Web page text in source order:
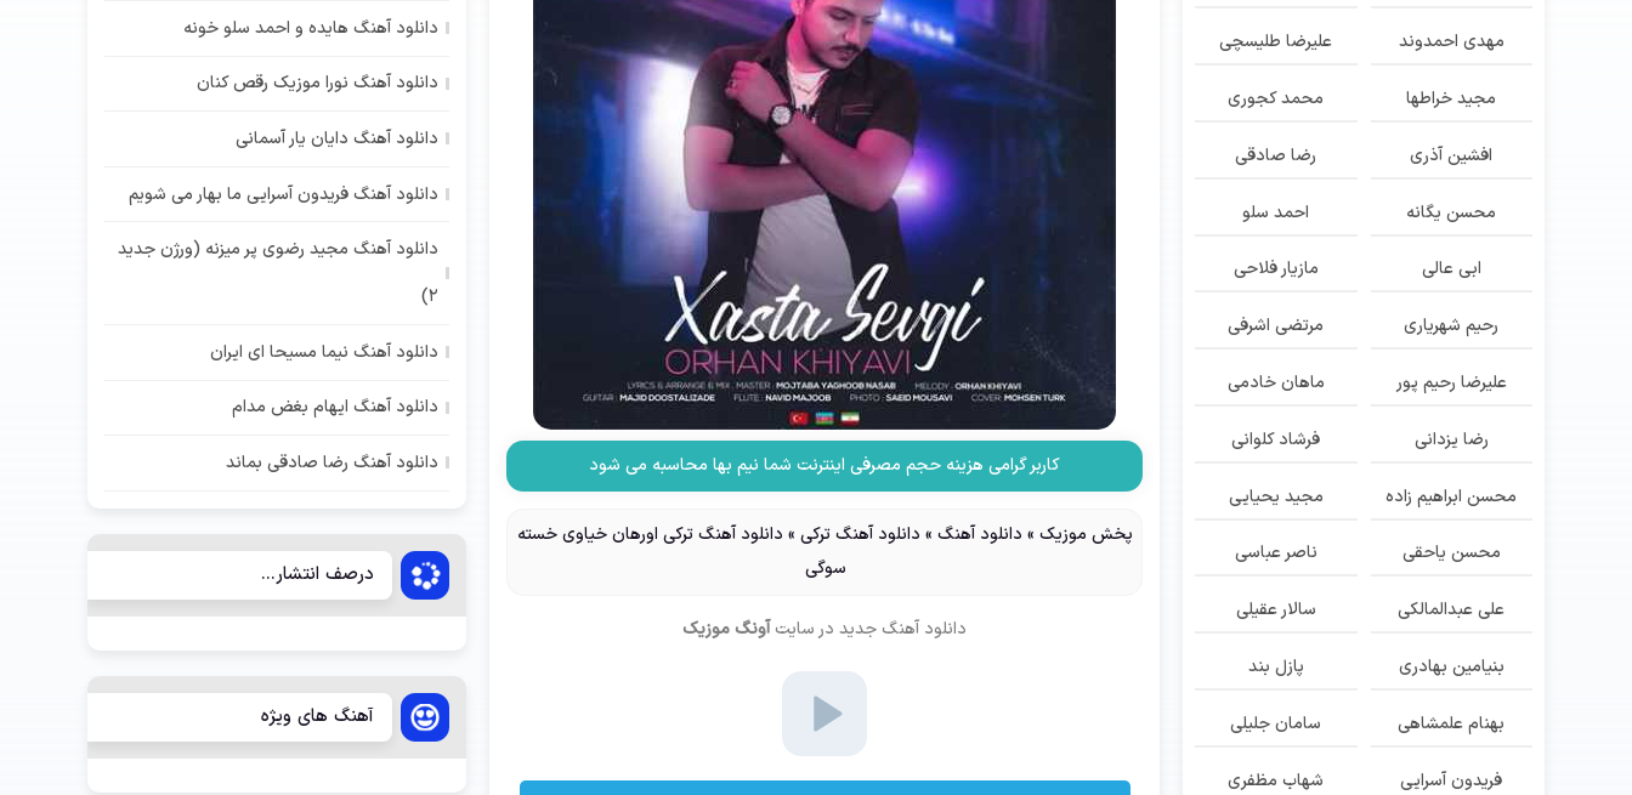
کاربر گرامی هزینه حجم مصرفی اینترنت شما نیم بها محاسبه می شود
پخش موزیک » دانلود آهنگ » دانلود آهنگ ترکی » دانلود آهنگ ترکی اورهان خیاوی خسته
سوگی
دانلود آهنگ جدیددر سایت آونگ موزیک
مهدی احمدوند علیرضا طلیسچی
مجید خراطها محمد کجوری
افشین آذری رضا صادقی
محسن یگانه احمد سلو
ابی عالی مازیار فلاحی
رحیم شهریاری مرتضی اشرفی
علیرضا رحیم پور ماهان خادمی
رضا یزدانی فرشاد کلوانی
محسن ابراهیم زاده مجید یحیایی
محسن یاحقی ناصر عباسی
علی عبدالمالکی سالار عقیلی
بنیامین بهادری پازل بند
بهنام علمشاهی سامان جلیلی
فریدون آسرایی شهاب مظفری
دانلود آهنگ هایده و احمد سلو خونه
دانلود آهنگ نورا موزیک رقص کنان
دانلود آهنگ دایان یار آسمانی
دانلود آهنگ فریدون آسرایی ما بهار می شویم
دانلود آهنگ مجید رضوی پر میزنه (ورژن جدید
2)
دانلود آهنگ نیما مسیحا ای ایران
دانلود آهنگ ایهام بغض مدام
دانلود آهنگ رضا صادقی بماند
درصف انتشار...
آهنگ های ویژه